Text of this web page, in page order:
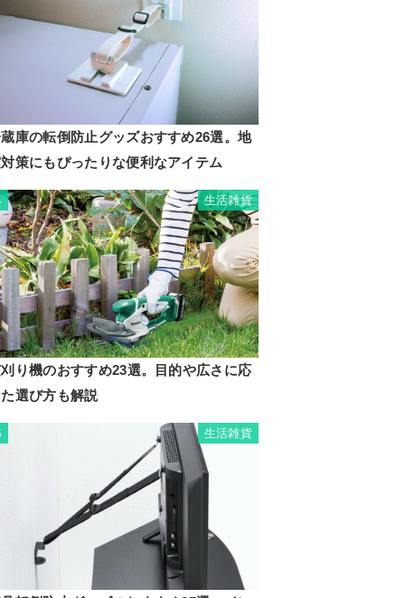
庫の転倒防止グッズおすすめ26選。地
策にもぴったりな便利なアイテム
生活雑貨
り機のおすすめ23選。目的や広さに応
選び方も解説
生活雑貨